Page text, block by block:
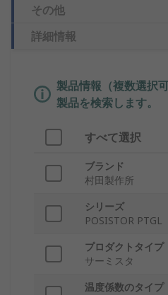
その他
詳細情報
製品情報（複数選択
製品を検索します。
すべて選択
ブランド
村田製作所
シリーズ
POSISTOR PTGL
プロダクトタイプ
サーミスタ
温度係数のタイプ